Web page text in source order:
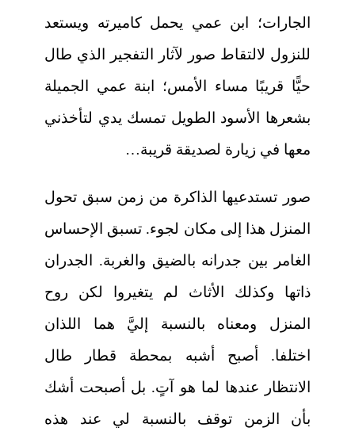
الجارات؛ ابن عمي يحمل كاميرته ويستعد
للنزول لالتقاط صور لآثار التفجير الذي طال
حيًّا قريبًا مساء الأمس؛ ابنة عمي الجميلة
بشعرها الأسود الطويل تمسك يدي لتأخذني
معها في زيارة لصديقة قريبة…
صور تستدعيها الذاكرة من زمن سبق تحول
المنزل هذا إلى مكان لجوء. تسبق الإحساس
الغامر بين جدرانه بالضيق والغربة. الجدران
ذاتها وكذلك الأثاث لم يتغيروا لكن روح
المنزل ومعناه بالنسبة إليَّ هما اللذان
اختلفا. أصبح أشبه بمحطة قطار طال
الانتظار عندها لما هو آتٍ. بل أصبحت أشك
بأن الزمن توقف بالنسبة لي عند هذه